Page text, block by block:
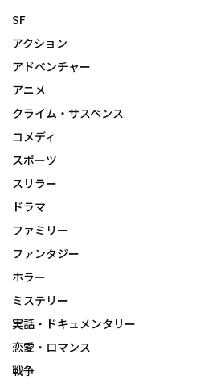
SF
アクション
アドベンチャー
アニメ
クライム・サスペンス
コメディ
スポーツ
スリラー
ドラマ
ファミリー
ファンタジー
ホラー
ミステリー
実話・ドキュメンタリー
恋愛・ロマンス
戦争